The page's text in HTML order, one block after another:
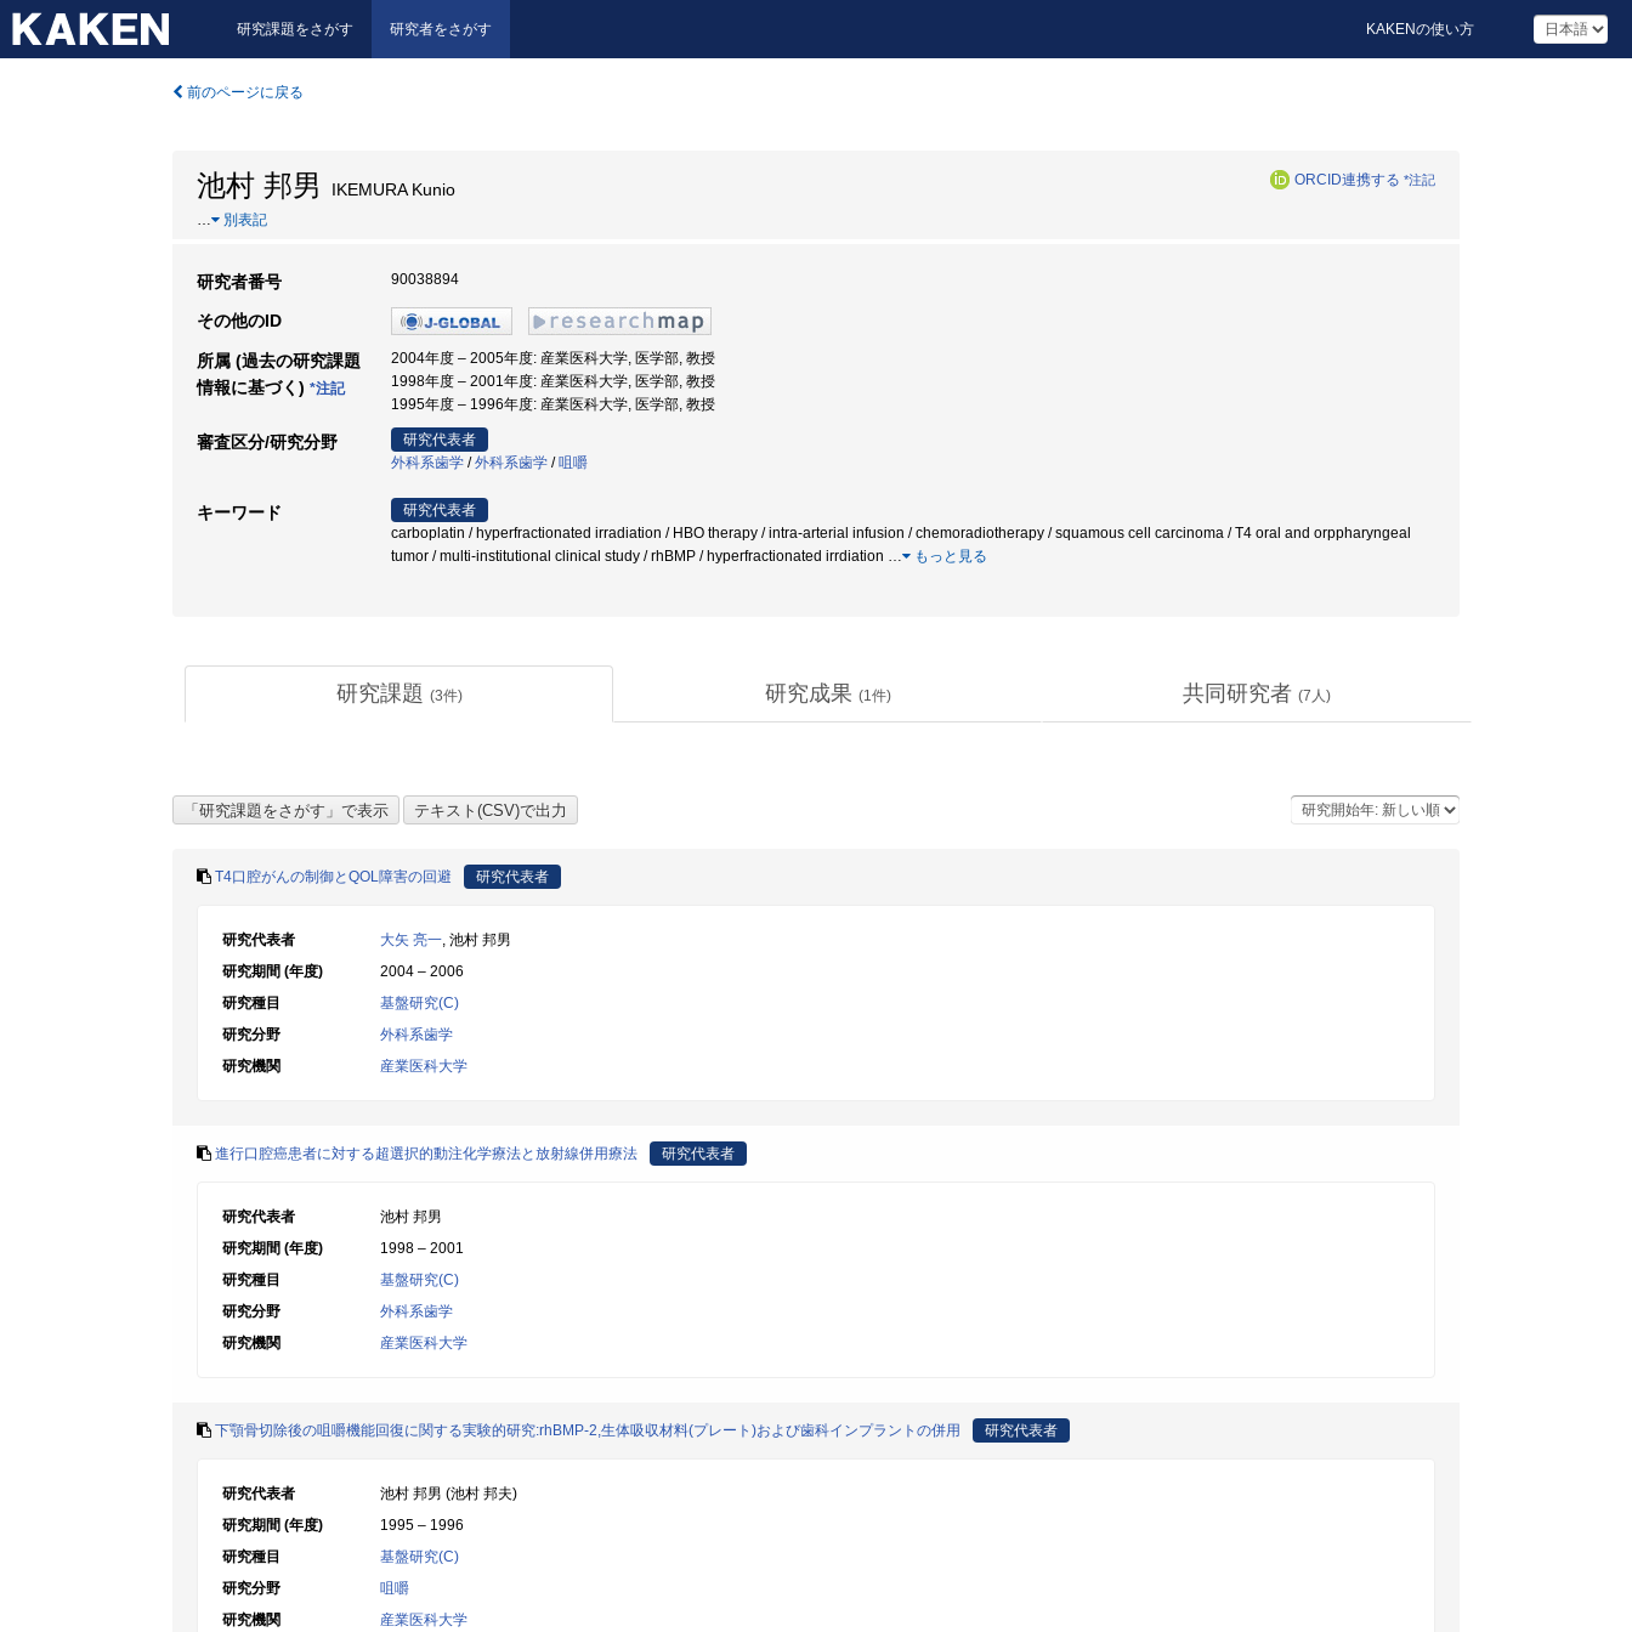
研究課題をさがす 研究者をさがす KAKENの使い方
前のページに戻る
池村 邦男 IKEMURA Kunio ORCID連携する *注記
… 別表記
研究者番号 90038894
その他のID
所属 (過去の研究課題
情報に基づく) *注記
2004年度 – 2005年度: 産業医科大学, 医学部, 教授
1998年度 – 2001年度: 産業医科大学, 医学部, 教授
1995年度 – 1996年度: 産業医科大学, 医学部, 教授
審査区分/研究分野
研究代表者
外科系歯学 /外科系歯学 /咀嚼
キーワード
研究代表者
carboplatin / hyperfractionated irradiation / HBO therapy / intra-arterial infusion / chemoradiotherapy / squamous cell carcinoma / T4 oral and orppharyngeal
tumor / multi-institutional clinical study / rhBMP / hyperfractionated irrdiation … もっと見る
研究課題 (3件) 研究成果 (1件) 共同研究者 (7 人)
T4口腔がんの制御とQOL障害の回避 研究代表者
研究代表者 大矢 亮一, 池村 邦男
研究期間 (年度)
2004 – 2006
研究種目
基盤研究(C)
研究分野
外科系歯学
研究機関
産業医科大学
進行口腔癌患者に対する超選択的動注化学療法と放射線併用療法 研究代表者
研究代表者
池村 邦男
研究期間 (年度)
1998 – 2001
研究種目
基盤研究(C)
研究分野
外科系歯学
研究機関
産業医科大学
下顎骨切除後の咀嚼機能回復に関する実験的研究:rhBMP-2,生体吸収材料(プレート)および歯科インプラントの併用 研究代表者
研究代表者
池村 邦男 (池村 邦夫)
研究期間 (年度)
1995 – 1996
研究種目
基盤研究(C)
研究分野
咀嚼
研究機関
産業医科大学